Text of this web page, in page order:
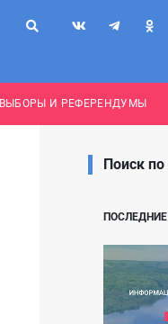
ВЫБОРЫ И РЕФЕРЕНДУМЫ
Поиск по